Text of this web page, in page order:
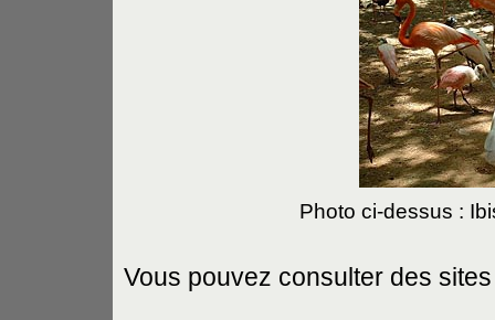
Photo ci-dessus :
Vous pouvez consulter des